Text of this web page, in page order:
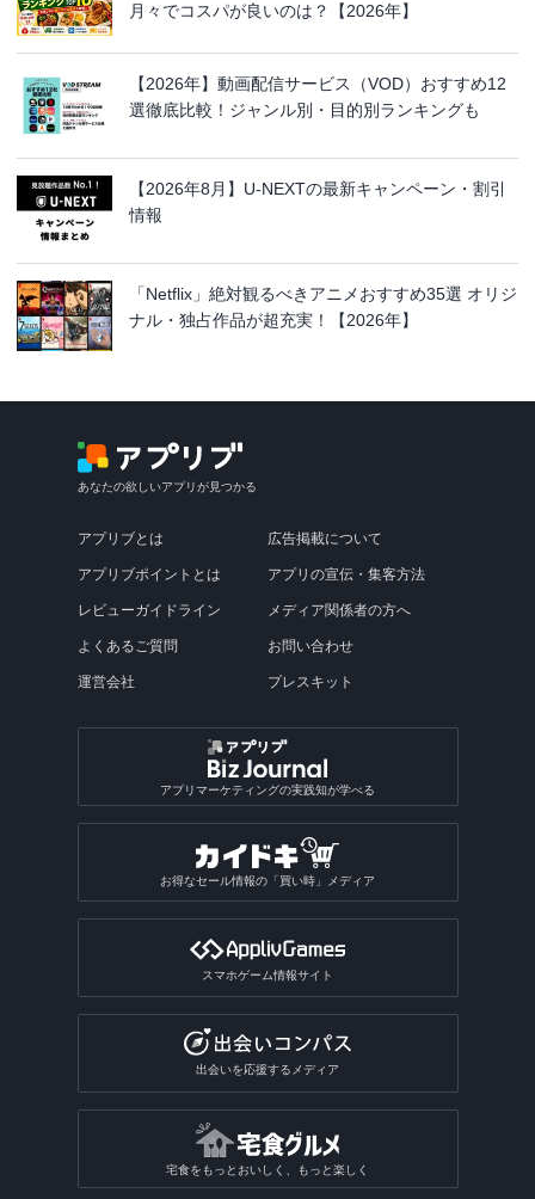
月々でコスパが良いのは？【2026年】
【2026年】動画配信サービス（VOD）おすすめ12
選徹底比較！ジャンル別・目的別ランキングも
【2026年8月】U-NEXTの最新キャンペーン・割引
情報
「Netflix」絶対観るべきアニメおすすめ35選 オリジ
ナル・独占作品が超充実！【2026年】
あなたの欲しいアプリが見つかる
アプリブとは
アプリブポイントとは
レビューガイドライン
よくあるご質問
運営会社
広告掲載について
アプリの宣伝・集客方法
メディア関係者の方へ
お問い合わせ
プレスキット
アプリマーケティングの実践知が学べる
お得なセール情報の「買い時」メディア
スマホゲーム情報サイト
出会いを応援するメディア
宅食をもっとおいしく、もっと楽しく